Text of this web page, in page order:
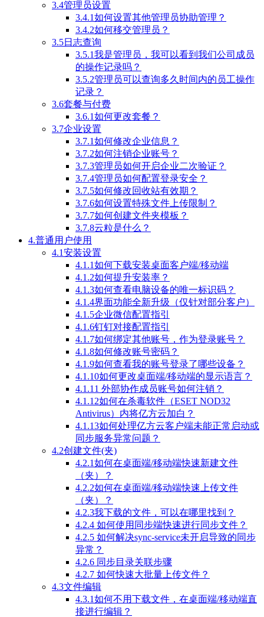
3.4管理员设置
3.4.1如何设置其他管理员协助管理？
3.4.2如何移交管理员？
3.5日志查询
3.5.1我是管理员，我可以看到我们公司成员
的操作记录吗？
3.5.2管理员可以查询多久时间内的员工操作
记录？
3.6套餐与付费
3.6.1如何更改套餐？
3.7企业设置
3.7.1如何修改企业信息？
3.7.2如何注销企业账号？
3.7.3管理员如何开启企业二次验证？
3.7.4管理员如何配置登录安全？
3.7.5如何修改回收站有效期？
3.7.6如何设置特殊文件上传限制？
3.7.7如何创建文件夹模板？
3.7.8云粒是什么？
4.普通用户使用
4.1安装设置
4.1.1如何下载安装桌面客户端/移动端
4.1.2如何提升安装率？
4.1.3如何查看电脑设备的唯一标识码？
4.1.4界面功能全新升级（仅针对部分客户）
4.1.5企业微信配置指引
4.1.6钉钉对接配置指引
4.1.7如何绑定其他账号，作为登录账号？
4.1.8如何修改账号密码？
4.1.9如何查看我的账号登录了哪些设备？
4.1.10如何更改桌面端/移动端的显示语言？
4.1.11 外部协作成员账号如何注销？
4.1.12如何在杀毒软件（ESET NOD32
Antivirus）内将亿方云加白？
4.1.13如何处理亿方云客户端未能正常启动或
同步服务异常问题？
4.2创建文件(夹)
4.2.1如何在桌面端/移动端快速新建文件
（夹）？
4.2.2如何在桌面端/移动端快速上传文件
（夹）？
4.2.3我下载的文件，可以在哪里找到？
4.2.4 如何使用同步端快速进行同步文件？
4.2.5 如何解决sync-service未开启导致的同步
异常？
4.2.6 同步目录关联步骤
4.2.7 如何快速大批量上传文件？
4.3文件编辑
4.3.1如何不用下载文件，在桌面端/移动端直
接进行编辑？